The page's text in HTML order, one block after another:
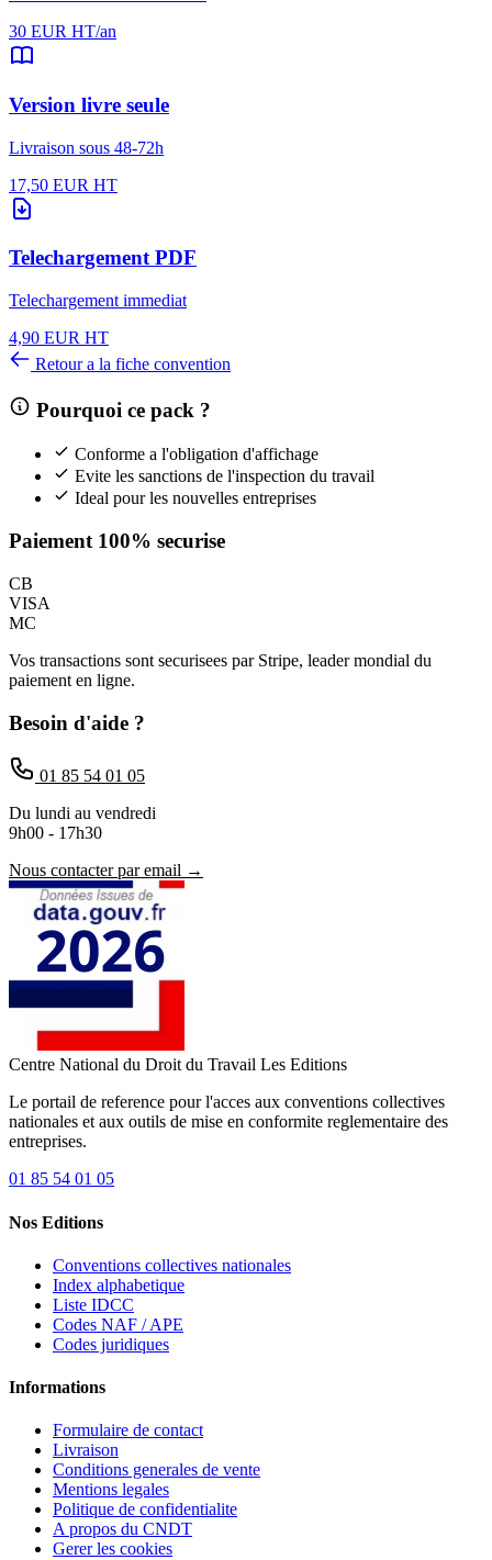
30 EUR HT/an
Version livre seule
Livraison sous 48-72h
17,50 EUR HT
Telechargement PDF
Telechargement immediat
4,90 EUR HT
Retour a la fiche convention
Pourquoi ce pack ?
Conforme a l'obligation d'affichage
Evite les sanctions de l'inspection du travail
Ideal pour les nouvelles entreprises
Paiement 100% securise
CB
VISA
MC
Vos transactions sont securisees par Stripe, leader mondial du
paiement en ligne.
Besoin d'aide ?
01 85 54 01 05
Du lundi au vendredi
9h00 - 17h30
Nous contacter par email →
Centre National du Droit du Travail Les Editions
Le portail de reference pour l'acces aux conventions collectives
nationales et aux outils de mise en conformite reglementaire des
entreprises.
01 85 54 01 05
Nos Editions
Conventions collectives nationales
Index alphabetique
Liste IDCC
Codes NAF / APE
Codes juridiques
Informations
Formulaire de contact
Livraison
Conditions generales de vente
Mentions legales
Politique de confidentialite
A propos du CNDT
Gerer les cookies